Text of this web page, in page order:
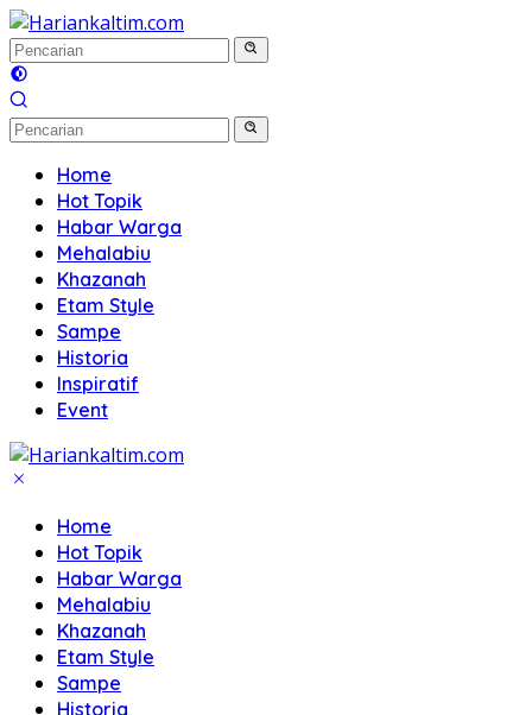
Langsung
ke
konten
Home
Hot Topik
Habar Warga
Mehalabiu
Khazanah
Etam Style
Sampe
Historia
Inspiratif
Event
Home
Hot Topik
Habar Warga
Mehalabiu
Khazanah
Etam Style
Sampe
Historia